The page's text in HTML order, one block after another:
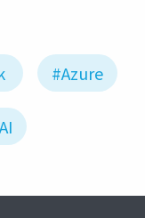
#Azure